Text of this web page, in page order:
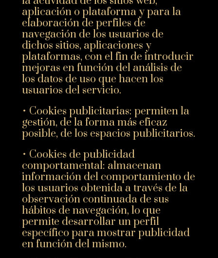
aplicación o plataforma y para la
elaboración de perfiles de
navegación de los usuarios de
dichos sitios, aplicaciones y
plataformas, con el fin de introducir
mejoras en función del análisis de
los datos de uso que hacen los
usuarios del servicio.
• Cookies publicitarias: permiten la
gestión, de la forma más eficaz
posible, de los espacios publicitarios.
• Cookies de publicidad
comportamental: almacenan
información del comportamiento de
los usuarios obtenida a través de la
observación continuada de sus
hábitos de navegación, lo que
permite desarrollar un perfil
específico para mostrar publicidad
en función del mismo.